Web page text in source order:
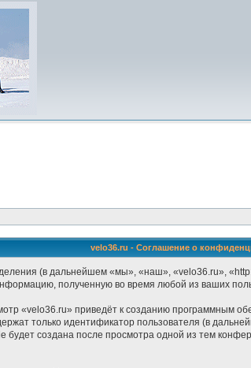
velo36.ru - Соглашение о
(в дальнейшем «мы», «наш», «velo36.ru»,
полученную во время любой из ваших
«velo36.ru» приведёт к созданию программным
только идентификатор пользователя (в
создана после просмотра одной из тем